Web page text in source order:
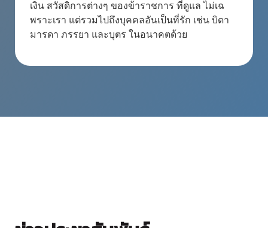
เงิน สวัสดิการต่างๆ ของข้าราชการ ที่ดูแล ไม่เฉ
พราะเรา แต่รวมไปถึงบุคคลอันเป็นที่รัก เช่น บิดา
มารดา ภรรยา และบุตร ในอนาคตด้วย